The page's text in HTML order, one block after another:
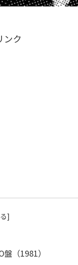
ンク
（1981）